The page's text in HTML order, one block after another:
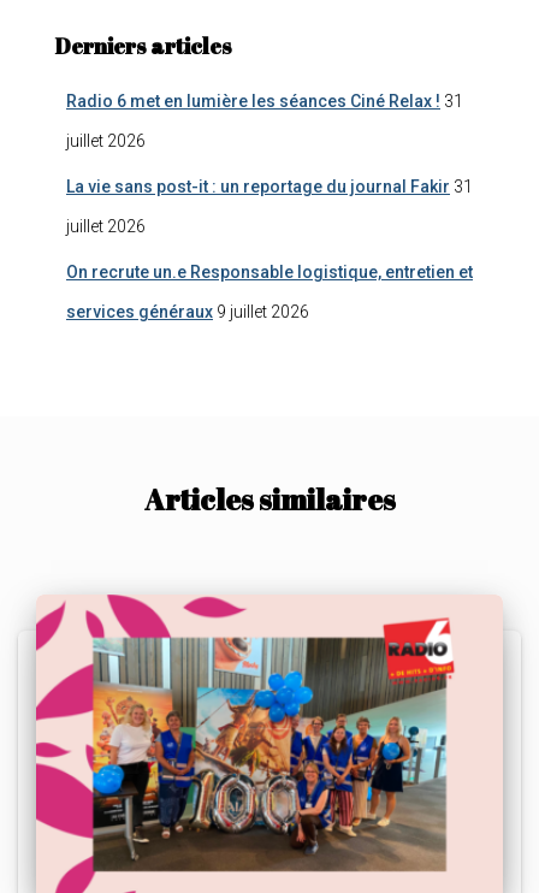
Derniers articles
Radio 6 met en lumière les séances Ciné Relax ! 31
juillet 2026
La vie sans post-it : un reportage du journal Fakir 31
juillet 2026
On recrute un.e Responsable logistique, entretien et
services généraux 9 juillet 2026
Articles similaires